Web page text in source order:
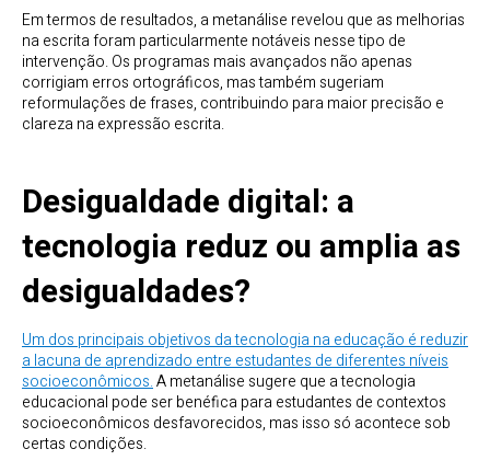
Em termos de resultados, a metanálise revelou que as melhorias
na escrita foram particularmente notáveis nesse tipo de
intervenção. Os programas mais avançados não apenas
corrigiam erros ortográficos, mas também sugeriam
reformulações de frases, contribuindo para maior precisão e
clareza na expressão escrita.
Desigualdade digital: a
tecnologia reduz ou amplia as
desigualdades?
Um dos principais objetivos da tecnologia na educação é reduzir
a lacuna de aprendizado entre estudantes de diferentes níveis
socioeconômicos.A metanálise sugere que a tecnologia
educacional pode ser benéfica para estudantes de contextos
socioeconômicos desfavorecidos, mas isso só acontece sob
certas condições.